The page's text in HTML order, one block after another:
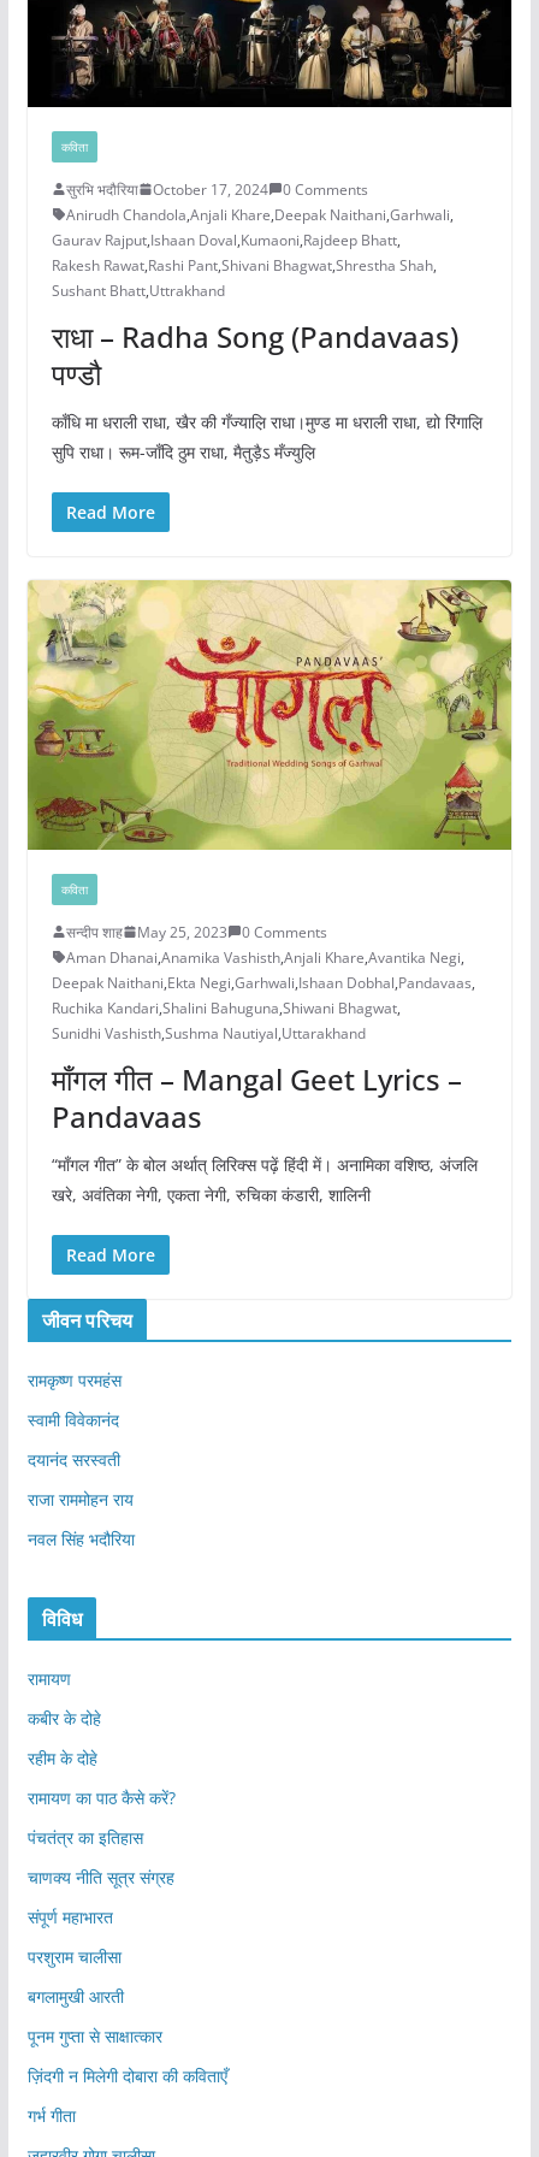
कविता
सुरभि भदौरिया October 17, 2024
0 Comments
Anirudh Chandola,Anjali Khare,Deepak Naithani,Garhwali,
Gaurav Rajput,Ishaan Doval,Kumaoni,Rajdeep Bhatt,
Rakesh Rawat,Rashi Pant,Shivani Bhagwat,Shrestha Shah,
Sushant Bhatt,Uttrakhand
राधा – Radha Song (Pandavaas)
पण्डौ
काँधि मा धराली राधा, खैर की गँज्याल़ि राधा।मुण्ड मा धराली राधा, द्यो रिंगाल़ि
सुपि राधा। रूम-जाँदि ठुम राधा, मैतुड़ैऽ मँज्युल़ि
Read More
कविता
सन्दीप शाह May 25, 2023
0 Comments
Aman Dhanai,Anamika Vashisth,Anjali Khare,Avantika Negi,
Deepak Naithani,Ekta Negi,Garhwali,Ishaan Dobhal,Pandavaas,
Ruchika Kandari,Shalini Bahuguna,Shiwani Bhagwat,
Sunidhi Vashisth,Sushma Nautiyal,Uttarakhand
माँगल गीत – Mangal Geet Lyrics –
Pandavaas
“माँगल गीत” के बोल अर्थात् लिरिक्स पढ़ें हिंदी में। अनामिका वशिष्ठ, अंजलि
खरे, अवंतिका नेगी, एकता नेगी, रुचिका कंडारी, शालिनी
Read More
जीवन परिचय
रामकृष्ण परमहंस
स्वामी विवेकानंद
दयानंद सरस्वती
राजा राममोहन राय
नवल सिंह भदौरिया
विविध
रामायण
कबीर के दोहे
रहीम के दोहे
रामायण का पाठ कैसे करें?
पंचतंत्र का इतिहास
चाणक्य नीति सूत्र संग्रह
संपूर्ण महाभारत
परशुराम चालीसा
बगलामुखी आरती
पूनम गुप्ता से साक्षात्कार
ज़िंदगी न मिलेगी दोबारा की कविताएँ
गर्भ गीता